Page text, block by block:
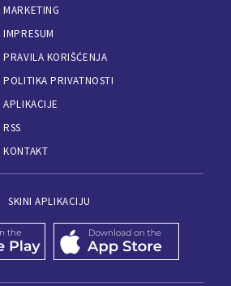
MARKETING
IMPRESUM
PRAVILA KORIŠĆENJA
POLITIKA PRIVATNOSTI
APLIKACIJE
RSS
KONTAKT
SKINI APLIKACIJU